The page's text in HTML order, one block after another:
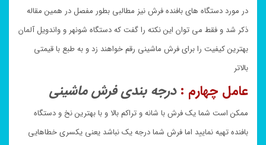
در مورد دستگاه های بافنده فرش نیز مطالبی بطور مفصل در همین مقاله
ذکر شد و فقط می توان این نکته را گفت که دستگاه شونهر و واندویل آلمان
بهترین کیفیت را برای فرش ماشینی رقم خواهند زد و به طبع با قیمتی
بالاتر
عامل چهارم : درجه بندی فرش ماشینی
ممکن است شما یک فرش با شانه و تراکم بالا و با بهترین نخ و دستگاه
بافنده تهیه نمایید اما فرش شما درجه یک نباشد یعنی یکسری خطاهایی